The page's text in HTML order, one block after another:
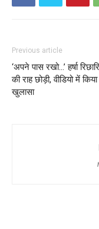
Previous article
‘अपने पास रखो…’ हर्षा
की राह छोड़ी, वीडियो में
खुलासा